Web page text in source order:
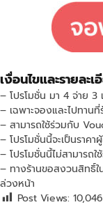
เงื่อนไขและรายละ
– โปรโมชั่น มา 4 จ่าย 3
– เฉพาะจองและไปทาน
– สามารถใช้ร่วมกับ
– โปรโมชั่นนี้จะเป็นราคา
– โปรโมชั่นนี้ไม่สามารถ
– ทางร้านขอสงวนสิทธิ์ใ
ล่วงหน้า
Post Views: 10,046